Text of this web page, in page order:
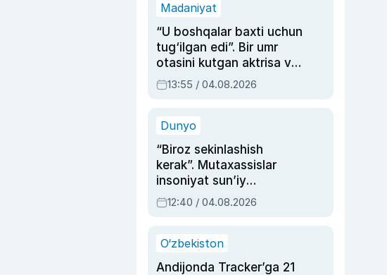
Madaniyat
“U boshqalar baxti uchun
tug‘ilgan edi”. Bir umr
otasini kutgan aktrisa va
dublyaj ustasi Rimma
Ahmedovaning
13:55 / 04.08.2026
Dunyo
“Biroz sekinlashish
kerak”. Mutaxassislar
insoniyat sun’iy
intellektni boshqara
olmay qolishidan xavotir
12:40 / 04.08.2026
O‘zbekiston
Andijonda Tracker’ga 21